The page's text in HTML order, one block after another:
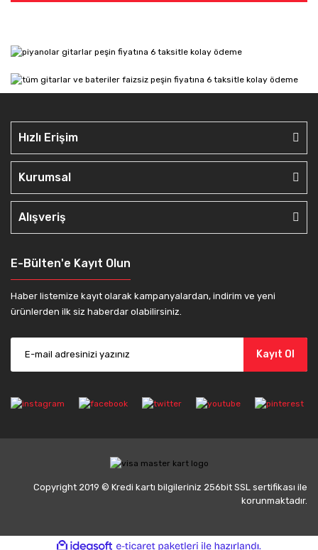
Hızlı Erişim
Kurumsal
Alışveriş
E-Bülten'e Kayıt Olun
Haber listemize kayıt olarak kampanyalardan, indirim ve yeni
ürünlerden ilk siz haberdar olabilirsiniz.
Kayıt Ol
Copyright 2019 © Kredi kartı bilgileriniz 256bit SSL sertifikası ile
korunmaktadır.
ideasoft e-